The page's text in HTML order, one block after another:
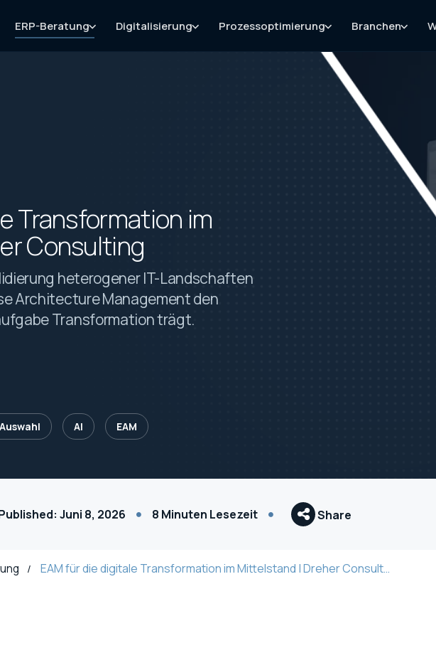
ERP-Beratung Digitalisierung Prozessoptimierung Branchen
Transformation im
Consulting
heterogener IT-Landschaften
Architecture Management den
Transformation trägt.
AI EAM
Juni 8, 2026 8 Minuten Lesezeit Share
EAM für die digitale Transformation im Mittelstand | Dreher Consulting